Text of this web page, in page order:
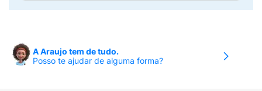
Resultados Esperados:
A Araujo tem de tudo.
Posso te ajudar de alguma forma?